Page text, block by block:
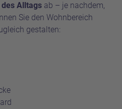
Alltags ab – je nachdem,
Sie den Wohnbereich
gestalten: